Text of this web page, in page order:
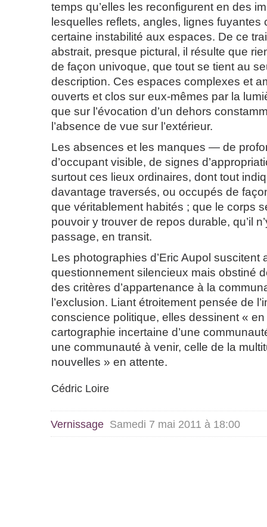
temps qu’elles les reconfigurent en des
lesquelles reflets, angles, lignes fuyantes
certaine instabilité aux espaces. De ce
abstrait, presque pictural, il résulte que
de façon univoque, que tout se tient au
description. Ces espaces complexes et
ouverts et clos sur eux-mêmes par la
que sur l’évocation d’un dehors
l’absence de vue sur l’extérieur.
Les absences et les manques — de
d’occupant visible, de signes
surtout ces lieux ordinaires, dont tout
davantage traversés, ou occupés de
que véritablement habités ; que le corps
pouvoir y trouver de repos durable, qu’il
passage, en transit.
Les photographies d’Eric Aupol suscitent
questionnement silencieux mais obstiné
des critères d’appartenance à la
l’exclusion. Liant étroitement pensée de
conscience politique, elles dessinent «
cartographie incertaine d’une
une communauté à venir, celle de la
nouvelles » en attente.
Cédric Loire
Vernissage Samedi 7 mai 2011 à 18:00